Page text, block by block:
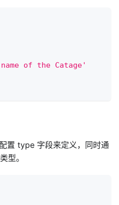
of the Catage'
置 type 字段来定义，同时通
型。